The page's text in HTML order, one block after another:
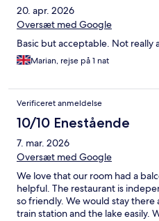
20. apr. 2026
Oversæt med Google
Basic but acceptable. Not really
Marian, rejse på 1 nat
Verificeret anmeldelse
10/10 Enestående
7. mar. 2026
Oversæt med Google
We love that our room had a
helpful. The restaurant is
so friendly. We would stay there
train station and the lake easily.